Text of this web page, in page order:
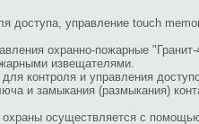
доступа, управление touch
охранно-пожарные
извещателями.
контроля и управления
и замыкания (размыкания)
осуществляется с